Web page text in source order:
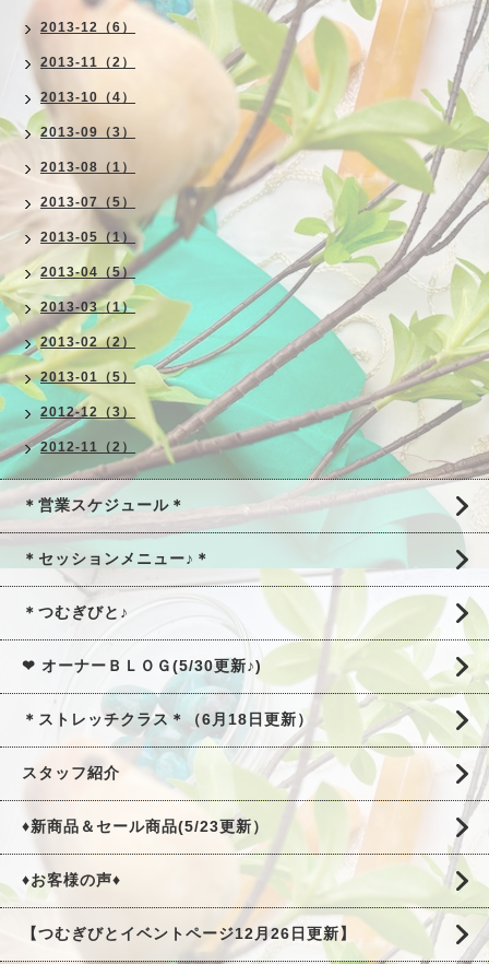
2013-12（6）
2013-11（2）
2013-10（4）
2013-09（3）
2013-08（1）
2013-07（5）
2013-05（1）
2013-04（5）
2013-03（1）
2013-02（2）
2013-01（5）
2012-12（3）
2012-11（2）
＊営業スケジュール＊
＊セッションメニュー♪＊
＊つむぎびと♪
❤ オーナーＢＬＯＧ(5/30更新♪)
＊ストレッチクラス＊（6月18日更新）
スタッフ紹介
♦新商品＆セール商品(5/23更新）
♦お客様の声♦
【つむぎびとイベントページ12月26日更新】